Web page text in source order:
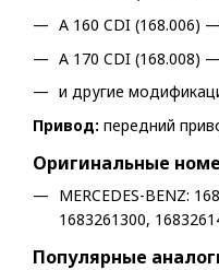
A 160 CDI (168.006)
A 170 CDI (168.008)
и другие
Привод: передний
Оригинальные
MERCEDES-BENZ:
1683261300,
Популярные